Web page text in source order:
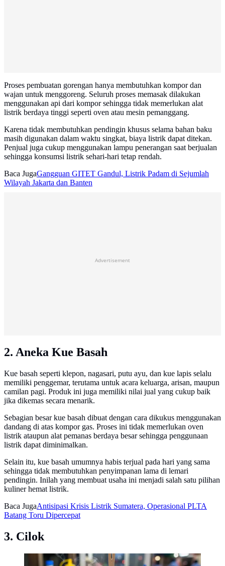
Proses pembuatan gorengan hanya membutuhkan kompor dan
wajan untuk menggoreng. Seluruh proses memasak dilakukan
menggunakan api dari kompor sehingga tidak memerlukan alat
listrik berdaya tinggi seperti oven atau mesin pemanggang.
Karena tidak membutuhkan pendingin khusus selama bahan baku
masih digunakan dalam waktu singkat, biaya listrik dapat ditekan.
Penjual juga cukup menggunakan lampu penerangan saat berjualan
sehingga konsumsi listrik sehari-hari tetap rendah.
Baca JugaGangguan GITET Gandul, Listrik Padam di Sejumlah
Wilayah Jakarta dan Banten
Advertisement
2. Aneka Kue Basah
Kue basah seperti klepon, nagasari, putu ayu, dan kue lapis selalu
memiliki penggemar, terutama untuk acara keluarga, arisan, maupun
camilan pagi. Produk ini juga memiliki nilai jual yang cukup baik
jika dikemas secara menarik.
Sebagian besar kue basah dibuat dengan cara dikukus menggunakan
dandang di atas kompor gas. Proses ini tidak memerlukan oven
listrik ataupun alat pemanas berdaya besar sehingga penggunaan
listrik dapat diminimalkan.
Selain itu, kue basah umumnya habis terjual pada hari yang sama
sehingga tidak membutuhkan penyimpanan lama di lemari
pendingin. Inilah yang membuat usaha ini menjadi salah satu pilihan
kuliner hemat listrik.
Baca JugaAntisipasi Krisis Listrik Sumatera, Operasional PLTA
Batang Toru Dipercepat
3. Cilok